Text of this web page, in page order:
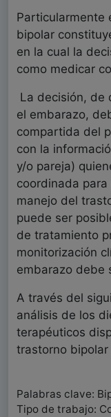
Particularmente
bipolar
en la cual la
como medicar
La decisión, de
el embarazo,
compartida del
con la
y/o pareja)
coordinada
manejo del
puede ser
de tratamiento
monitorización
embarazo debe
A través del
análisis de los
terapéuticos
trastorno
Palabras clave:
Tipo de trabajo: